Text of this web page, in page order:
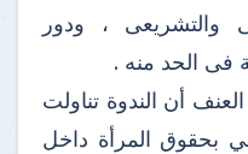
والتشريعى ، ودور
فى الحد منه .
أن الندوة تناولت
بحقوق المرأة داخل